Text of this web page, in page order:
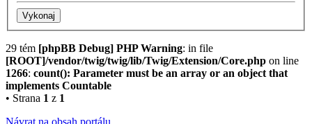
29 tém [phpBB Debug] PHP Warning: in file
[ROOT]/vendor/twig/twig/lib/Twig/Extension/Core.php on line
1266: count(): Parameter must be an array or an object that
implements Countable
• Strana 1 z 1